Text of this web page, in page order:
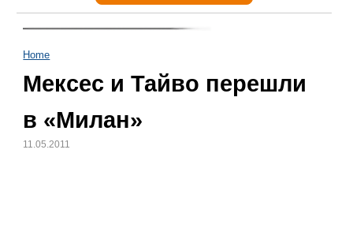
Home
Мексес и Тайво перешли
в «Милан»
11.05.2011